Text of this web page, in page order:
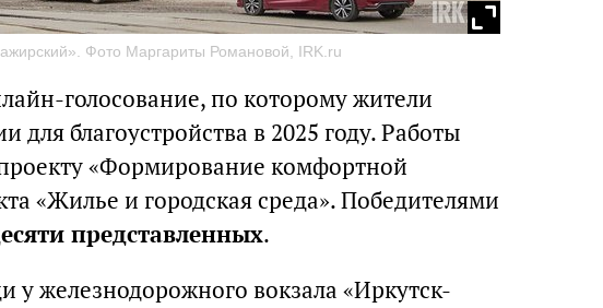
Фото Маргариты Романовой, IRK.ru
голосование, по которому жители
для благоустройства в 2025 году. Работы
«Формирование комфортной
«Жилье и городская среда». Победителями
представленных.
у железнодорожного вокзала «Иркутск-